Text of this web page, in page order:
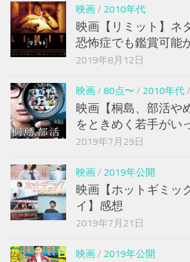
映画/ 2010年代
映画【リミット】ネ
恐怖症でも鑑賞可能
2019年8月12日
映画/ 80点〜 / 2010年代/
映画【桐島、部活や
をときめく若手がい
2019年7月29日
映画/ 2019年公開
映画【ホットギミッ
イ】感想
2019年7月21日
映画/ 2019年公開